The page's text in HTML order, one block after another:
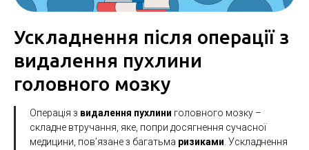
Ускладнення після операції з
видалення пухлини
головного мозку
Операція з видалення пухлини головного мозку –
складне втручання, яке, попри досягнення сучасної
медицини, пов’язане з багатьма ризиками . Ускладнення